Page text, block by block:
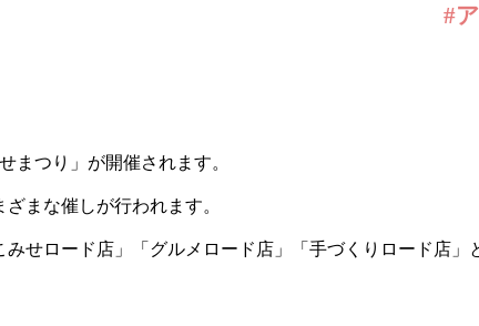
#
まつり」が開催されます。
まな催しが行われます。
せロード店」「グルメロード店」「手づくりロード店」